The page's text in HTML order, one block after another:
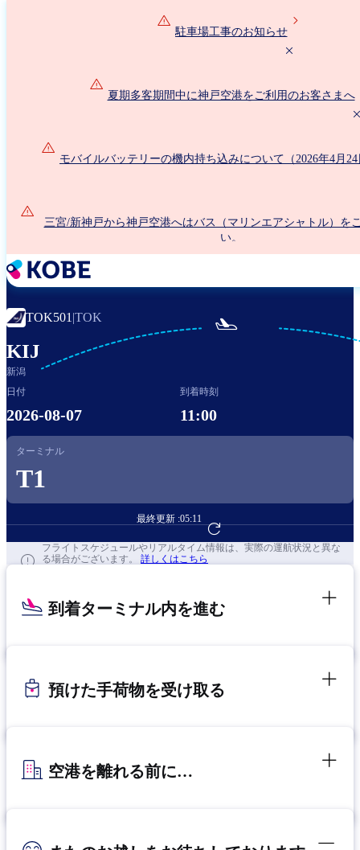
駐車場工事のお知らせ
夏期多客期間中に神戸空港をご利用のお客さまへ
モバイルバッテリーの機内持ち込みについて（2026年4月
三宮/新神戸から神戸空港へはバス（マリンエアシャトル）を
い。
TOK501 |TOK
KIJ
新潟

日付
2026-08-07
到着時刻
11:00
ターミナル
T1
最終更新 :05:11
フライト予約へ
フライトスケジュールやリアルタイム情報は、実際の運航状況と異な
る場合がございます。 詳しくはこちら
到着ターミナル内を進む
預けた手荷物を受け取る
空港を離れる前に…